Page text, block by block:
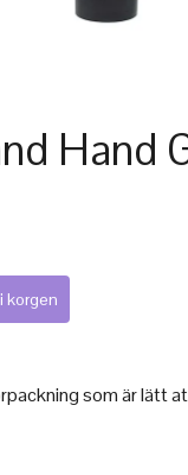
Hand
som är lätt